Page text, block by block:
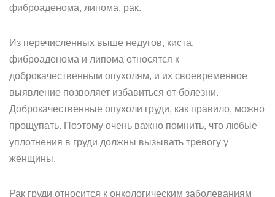
фиброаденома, липома, рак.
Из перечисленных выше недугов, киста,
фиброаденома и липома относятся к
доброкачественным опухолям, и их своевременное
выявление позволяет избавиться от болезни.
Доброкачественные опухоли груди, как правило, можно
прощупать. Поэтому очень важно помнить, что любые
уплотнения в груди должны вызывать тревогу у
женщины.
Рак груди относится к онкологическим заболеваниям